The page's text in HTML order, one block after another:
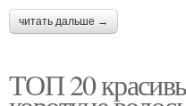
читать дальше →
ТОП 20